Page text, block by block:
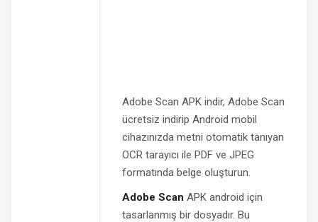
Adobe Scan APK indir, Adobe Scan
ücretsiz indirip Android mobil
cihazınızda metni otomatik tanıyan
OCR tarayıcı ile PDF ve JPEG
formatında belge oluşturun.
Adobe Scan APK android için
tasarlanmış bir dosyadır. Bu